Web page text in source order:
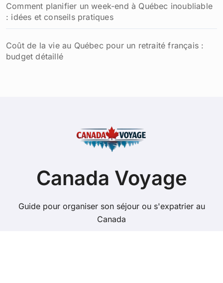
Comment planifier un week-end à Québec inoubliable
: idées et conseils pratiques
Coût de la vie au Québec pour un retraité français :
budget détaillé
Canada Voyage
Guide pour organiser son séjour ou s'expatrier au
Canada